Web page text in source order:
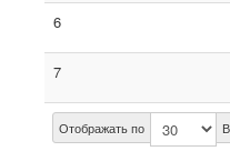
Отображать по
6
7